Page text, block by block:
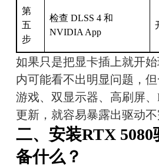
第
五
步
检查 DLSS 4 和
NVIDIA App
如果只是把显卡插上就开
内可能看不出明显问题，
游戏、双显示器、高刷屏
更新，就容易暴露出驱动不
二、安装RTX
备什么？